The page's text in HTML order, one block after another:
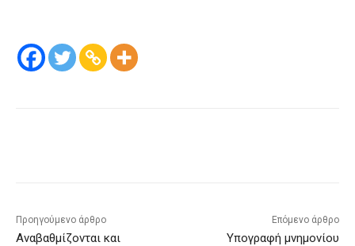
Προηγούμενο άρθρο
Αναβαθμίζονται και
Επόμενο άρθρο
Υπογραφή μνημονίου